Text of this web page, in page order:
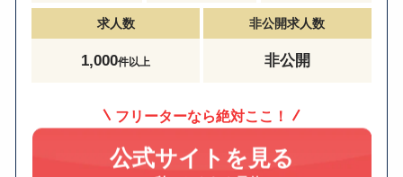
求人数
1,000件以上
非公開求人数
非公開
フリーターなら絶対ここ！
公式サイトを見る